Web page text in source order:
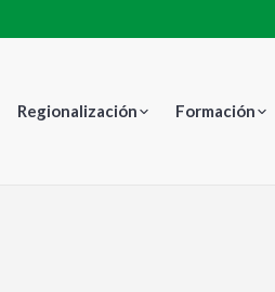
Regionalización Formación